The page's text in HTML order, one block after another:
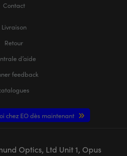
Contact
Livraison
Retour
d’aide
feedback
chez EO dès maintenant
Optics, Ltd Unit 1, Opus